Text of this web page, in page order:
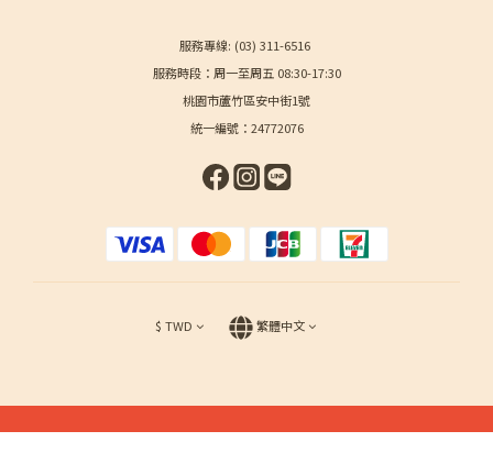
服務專線: (03) 311-6516
服務時段：周一至周五 08:30-17:30
桃園市蘆竹區安中街1號
統一編號：24772076
$ TWD 繁體中文